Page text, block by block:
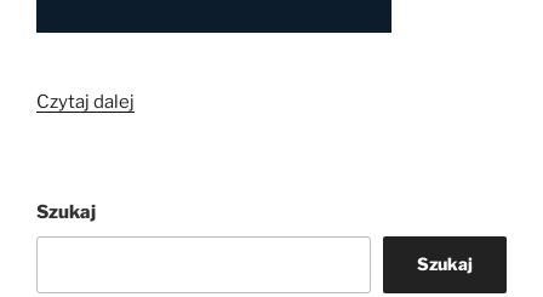
Czytaj dalej
Szukaj
Szukaj